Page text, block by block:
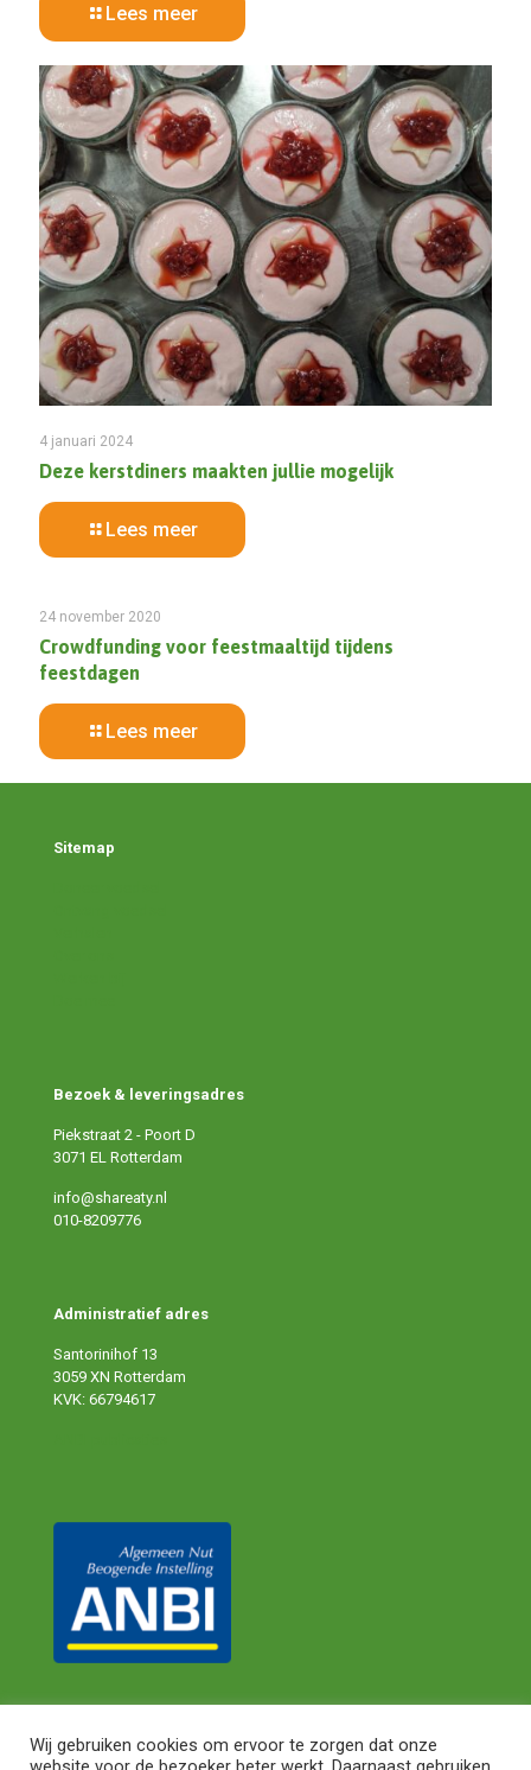
Lees meer
4 januari 2024
Deze kerstdiners maakten jullie mogelijk
Lees meer
24 november 2020
Crowdfunding voor feestmaaltijd tijdens
feestdagen
Lees meer
Sitemap
Bezoek & leveringsadres
Piekstraat 2 - Poort D
3071 EL Rotterdam
info@shareaty.nl
010-8209776
Administratief adres
Santorinihof 13
3059 XN Rotterdam
KVK: 66794617
Wij gebruiken cookies om ervoor te zorgen dat onze